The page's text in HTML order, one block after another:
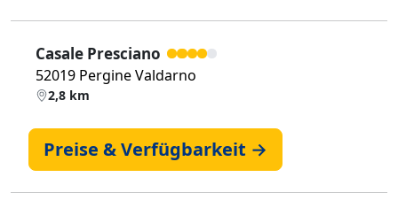
Casale Presciano
52019 Pergine Valdarno
2,8 km
Preise & Verfügbarkeit →